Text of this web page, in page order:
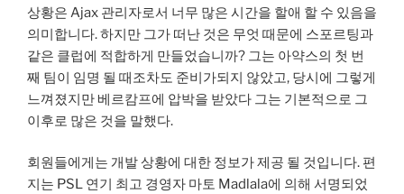
상황은 Ajax 관리자로서 너무 많은 시간을 할애 할 수 있음을
의미합니다. 하지만 그가 떠난 것은 무엇 때문에 스포르팅과
같은 클럽에 적합하게 만들었습니까? 그는 아약스의 첫 번
째 팀이 임명 될 때조차도 준비가되지 않았고, 당시에 그렇게
느껴졌지만 베르캄프에 압박을 받았다 그는 기본적으로 그
이후로 많은 것을 말했다.
회원들에게는 개발 상황에 대한 정보가 제공 될 것입니다. 편
지는 PSL 연기 최고 경영자 마토 Madlala에 의해 서명되었